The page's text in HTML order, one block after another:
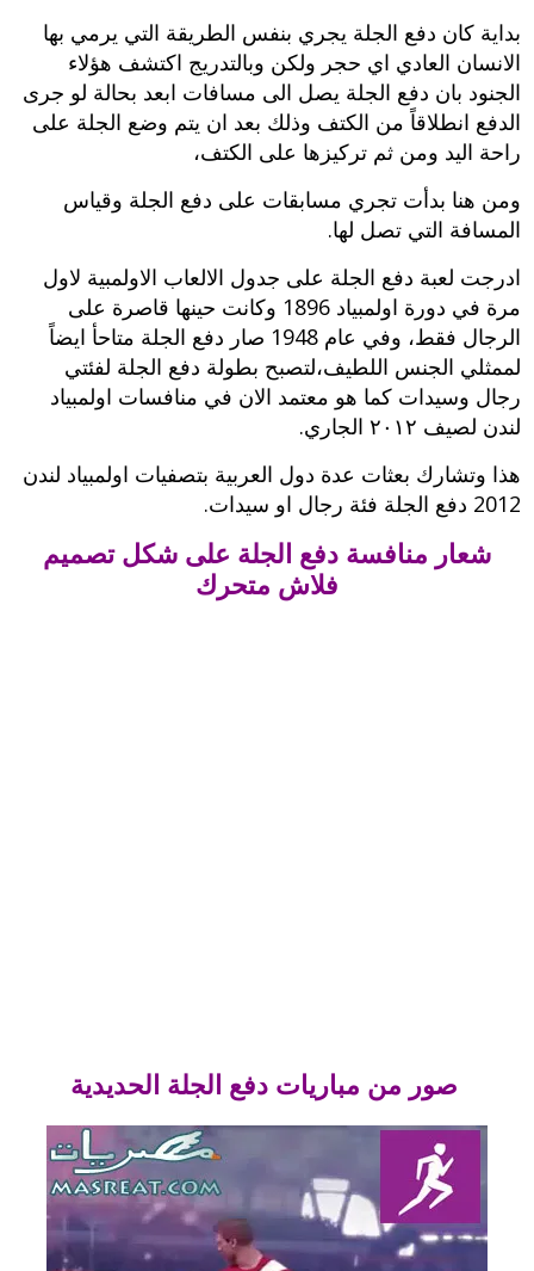
بداية كان دفع الجلة يجري بنفس الطريقة التي يرمي بها
الانسان العادي اي حجر ولكن وبالتدريج اكتشف هؤلاء
الجنود بان دفع الجلة يصل الى مسافات ابعد بحالة لو جرى
الدفع انطلاقاً من الكتف وذلك بعد ان يتم وضع الجلة على
راحة اليد ومن ثم تركيزها على الكتف،
ومن هنا بدأت تجري مسابقات على دفع الجلة وقياس
المسافة التي تصل لها.
ادرجت لعبة دفع الجلة على جدول الالعاب الاولمبية لاول
مرة في دورة اولمبياد 1896 وكانت حينها قاصرة على
الرجال فقط، وفي عام 1948 صار دفع الجلة متاحأ ايضاً
لممثلي الجنس اللطيف،لتصبح بطولة دفع الجلة لفئتي
رجال وسيدات كما هو معتمد الان في منافسات اولمبياد
لندن لصيف ٢٠١٢ الجاري.
هذا وتشارك بعثات عدة دول العربية بتصفيات اولمبياد لندن
2012 دفع الجلة فئة رجال او سيدات.
شعار منافسة دفع الجلة على شكل تصميم
فلاش متحرك
صور من مباريات دفع الجلة الحديدية